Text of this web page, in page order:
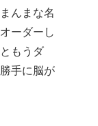
んまな名
ーダーし
もうダ
手に脳が